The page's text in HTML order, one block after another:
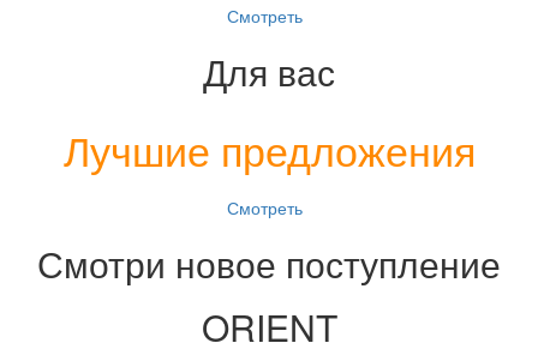
Смотреть
Для вас
Лучшие предложения
Смотреть
Смотри новое поступление
ORIENT